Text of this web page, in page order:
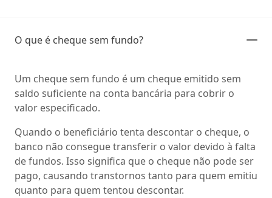
O que é cheque sem fundo?
Um cheque sem fundo é um cheque emitido sem
saldo suficiente na conta bancária para cobrir o
valor especificado.
Quando o beneficiário tenta descontar o cheque, o
banco não consegue transferir o valor devido à falta
de fundos. Isso significa que o cheque não pode ser
pago, causando transtornos tanto para quem emitiu
quanto para quem tentou descontar.